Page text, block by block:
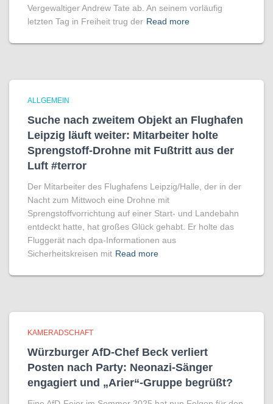
Vergewaltiger Andrew Tate ab. An seinem vorläufig
letzten Tag in Freiheit trug der Read more
ALLGEMEIN
Suche nach zweitem Objekt an Flughafen
Leipzig läuft weiter: Mitarbeiter holte
Sprengstoff-Drohne mit Fußtritt aus der
Luft #terror
Der Mitarbeiter des Flughafens Leipzig/Halle, der in der
Nacht zum Mittwoch eine Drohne mit
Sprengstoffvorrichtung auf einer Start- und Landebahn
entdeckt hatte, hat großes Glück gehabt. Er holte das
Fluggerät nach dpa-Informationen aus
Sicherheitskreisen mit Read more
KAMERADSCHAFT
Würzburger AfD-Chef Beck verliert
Posten nach Party: Neonazi-Sänger
engagiert und „Arier“-Gruppe begrüßt?